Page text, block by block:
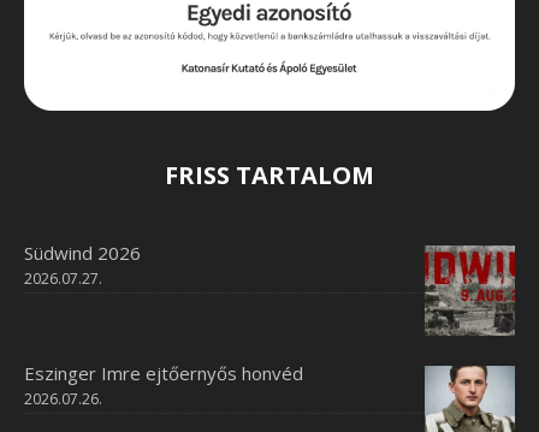
FRISS TARTALOM
Südwind 2026
2026.07.27.
Eszinger Imre ejtőernyős honvéd
2026.07.26.